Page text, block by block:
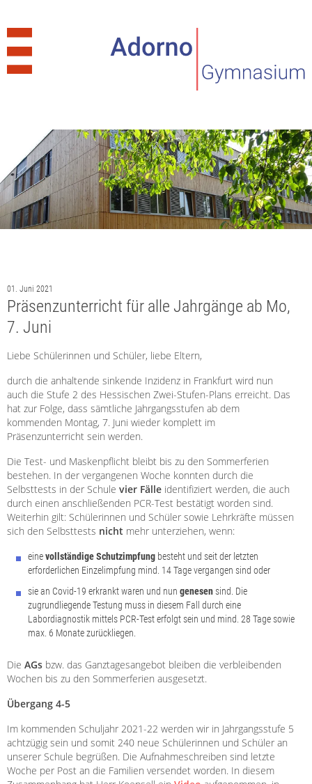
01. Juni 2021
Präsenzunterricht für alle Jahrgänge ab Mo,
7. Juni
Liebe Schülerinnen und Schüler, liebe Eltern,
durch die anhaltende sinkende Inzidenz in Frankfurt wird nun
auch die Stufe 2 des Hessischen Zwei-Stufen-Plans erreicht. Das
hat zur Folge, dass sämtliche Jahrgangsstufen ab dem
kommenden Montag, 7. Juni wieder komplett im
Präsenzunterricht sein werden.
Die Test- und Maskenpflicht bleibt bis zu den Sommerferien
bestehen. In der vergangenen Woche konnten durch die
Selbsttests in der Schule vier Fälle identifiziert werden, die auch
durch einen anschließenden PCR-Test bestätigt worden sind.
Weiterhin gilt: Schülerinnen und Schüler sowie Lehrkräfte müssen
sich den Selbsttests nicht mehr unterziehen, wenn:
einevollständige Schutzimpfung besteht und seit der letzten
erforderlichen Einzelimpfung mind. 14 Tage vergangen sind oder
sie an Covid-19 erkrankt waren und nun genesensind. Die
zugrundliegende Testung muss in diesem Fall durch eine
Labordiagnostik mittels PCR-Test erfolgt sein und mind. 28 Tage sowie
max. 6 Monate zurückliegen.
Die AGs bzw. das Ganztagesangebot bleiben die verbleibenden
Wochen bis zu den Sommerferien ausgesetzt.
Übergang 4-5
Im kommenden Schuljahr 2021-22 werden wir in Jahrgangsstufe 5
achtzügig sein und somit 240 neue Schülerinnen und Schüler an
unserer Schule begrüßen. Die Aufnahmeschreiben sind letzte
Woche per Post an die Familien versendet worden. In diesem